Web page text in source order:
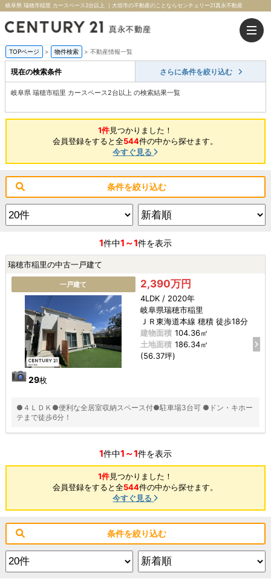
岐阜県 瑞穂市稲里 カースペース2台以上 ｜大垣市の不動産のことならセンチュリー21真永不動産
TOPページ > 物件検索 > 不動産情報一覧
現在の検索条件 さらに条件を絞り込む
岐阜県 瑞穂市稲里 カースペース2台以上 の検索結果一覧
1件見つかりました！
会員登録をすると全544件の中から探せます。
今すぐ見る
条件を絞り込む
1件中1～1件を表示
瑞穂市稲里の中古一戸建て
一戸建て
29枚
2,390万円
4LDK / 2020年
岐阜県瑞穂市稲里
ＪＲ東海道本線 穂積 徒歩18分
建物面積 104.36㎡
土地面積 186.34㎡
(56.37坪)
●４ＬＤＫ●便利な全居室収納スペース付●駐車場3台可 ●ドン・キホー
テまで徒歩6分！
1件中1～1件を表示
1件見つかりました！
会員登録をすると全544件の中から探せます。
今すぐ見る
条件を絞り込む